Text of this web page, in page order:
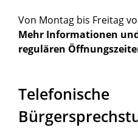
Von Montag bis Freitag
Mehr Informationen
regulären
Telefonische